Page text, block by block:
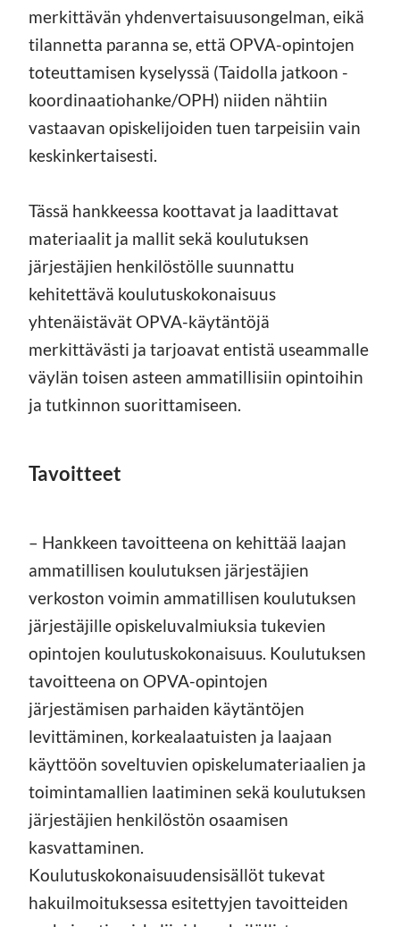
merkittävän yhdenvertaisuusongelman, eikä
tilannetta paranna se, että OPVA-opintojen
toteuttamisen kyselyssä (Taidolla jatkoon -
koordinaatiohanke/OPH) niiden nähtiin
vastaavan opiskelijoiden tuen tarpeisiin vain
keskinkertaisesti.
Tässä hankkeessa koottavat ja laadittavat
materiaalit ja mallit sekä koulutuksen
järjestäjien henkilöstölle suunnattu
kehitettävä koulutuskokonaisuus
yhtenäistävät OPVA-käytäntöjä
merkittävästi ja tarjoavat entistä useammalle
väylän toisen asteen ammatillisiin opintoihin
ja tutkinnon suorittamiseen.
Tavoitteet
– Hankkeen tavoitteena on kehittää laajan
ammatillisen koulutuksen järjestäjien
verkoston voimin ammatillisen koulutuksen
järjestäjille opiskeluvalmiuksia tukevien
opintojen koulutuskokonaisuus. Koulutuksen
tavoitteena on OPVA-opintojen
järjestämisen parhaiden käytäntöjen
levittäminen, korkealaatuisten ja laajaan
käyttöön soveltuvien opiskelumateriaalien ja
toimintamallien laatiminen sekä koulutuksen
järjestäjien henkilöstön osaamisen
kasvattaminen.
Koulutuskokonaisuudensisällöt tukevat
hakuilmoituksessa esitettyjen tavoitteiden